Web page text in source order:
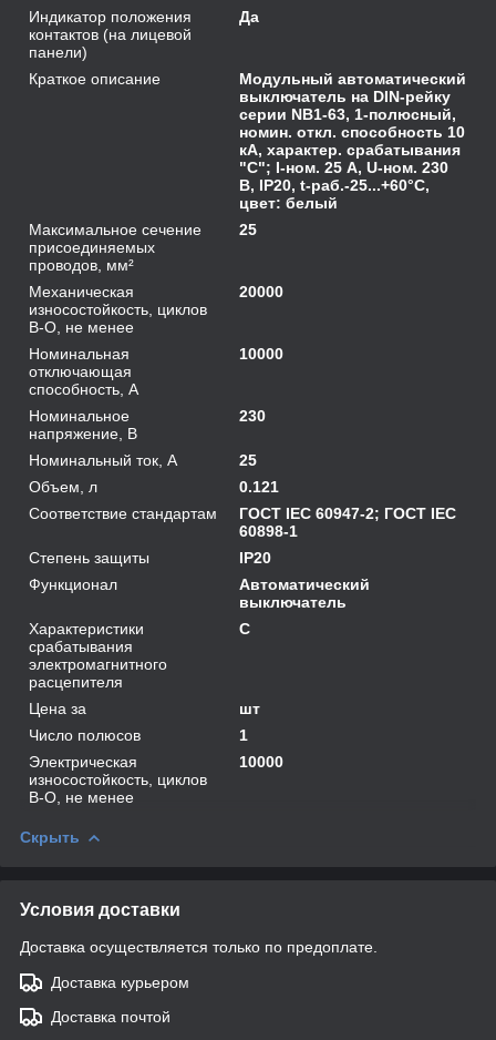
Индикатор положения
контактов (на лицевой
панели)
Да
Краткое описание
Модульный автоматический
выключатель на DIN-рейку
серии NB1-63, 1-полюсный,
номин. откл. способность 10
кА, характер. срабатывания
"C"; I-ном. 25 А, U-ном. 230
В, IP20, t-раб.-25...+60°C,
цвет: белый
Максимальное сечение
присоединяемых
проводов, мм²
25
Механическая
износостойкость, циклов
В-О, не менее
20000
Номинальная
отключающая
способность, А
10000
Номинальное
напряжение, В
230
Номинальный ток, А
25
Объем, л
0.121
Соответствие стандартам
ГОСТ IEC 60947-2; ГОСТ IEC
60898-1
Степень защиты
IP20
Функционал
Автоматический
выключатель
Характеристики
срабатывания
электромагнитного
расцепителя
C
Цена за
шт
Число полюсов
1
Электрическая
износостойкость, циклов
В-О, не менее
10000
Скрыть
Условия доставки
Доставка осуществляется только по предоплате.
Доставка курьером
Доставка почтой